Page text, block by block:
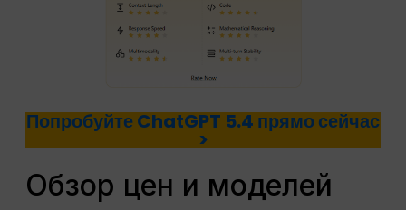
Попробуйте ChatGPT 5.4 прямо сейчас
>
Обзор цен и моделей